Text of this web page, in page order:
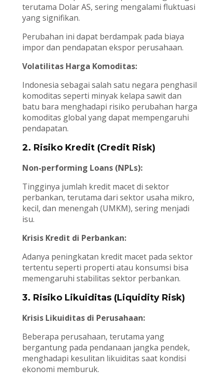
terutama Dolar AS, sering mengalami fluktuasi
yang signifikan.
Perubahan ini dapat berdampak pada biaya
impor dan pendapatan ekspor perusahaan.
Volatilitas Harga Komoditas:
Indonesia sebagai salah satu negara penghasil
komoditas seperti minyak kelapa sawit dan
batu bara menghadapi risiko perubahan harga
komoditas global yang dapat mempengaruhi
pendapatan.
2. Risiko Kredit (Credit Risk)
Non-performing Loans (NPLs):
Tingginya jumlah kredit macet di sektor
perbankan, terutama dari sektor usaha mikro,
kecil, dan menengah (UMKM), sering menjadi
isu.
Krisis Kredit di Perbankan:
Adanya peningkatan kredit macet pada sektor
tertentu seperti properti atau konsumsi bisa
memengaruhi stabilitas sektor perbankan.
3. Risiko Likuiditas (Liquidity Risk)
Krisis Likuiditas di Perusahaan:
Beberapa perusahaan, terutama yang
bergantung pada pendanaan jangka pendek,
menghadapi kesulitan likuiditas saat kondisi
ekonomi memburuk.